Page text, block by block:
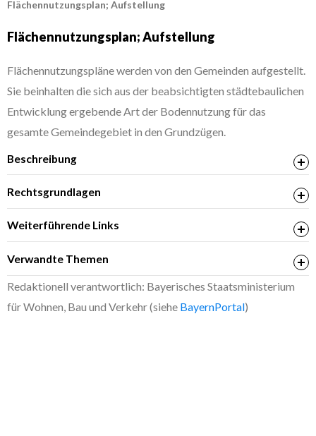
Flächennutzungsplan; Aufstellung
Flächennutzungsplan; Aufstellung
Flächennutzungspläne werden von den Gemeinden aufgestellt.
Sie beinhalten die sich aus der beabsichtigten städtebaulichen
Entwicklung ergebende Art der Bodennutzung für das
gesamte Gemeindegebiet in den Grundzügen.
Beschreibung
Rechtsgrundlagen
Inhalt des Flächennutzungsplans
Weiterführende Links
Verwandte Themen
Bauland; Bereitstellung durch Gemeinde
Redaktionell verantwortlich: Bayerisches Staatsministerium
für Wohnen, Bau und Verkehr (siehe BayernPortal)